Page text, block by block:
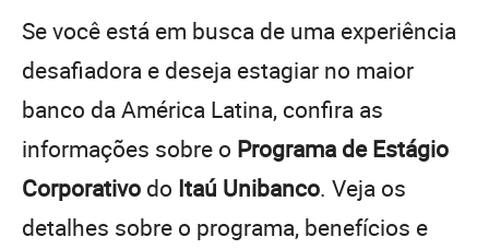
Se você está em busca de uma experiência
desafiadora e deseja estagiar no maior
banco da América Latina, confira as
informações sobre o Programa de Estágio
Corporativo do Itaú Unibanco. Veja os
detalhes sobre o programa, benefícios e